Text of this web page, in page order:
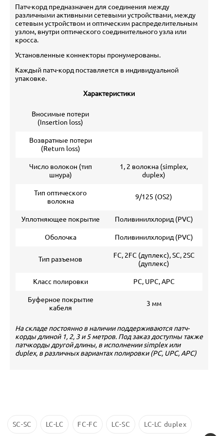
Патч-корд предназначен для соединения между
различными активными сетевыми устройствами, между
сетевым устройством и оптическим распределительным
узлом, внутри оптического соединительного узла или
кросса.
Установленные коннекторы пронумерованы.
Каждый патч-корд поставляется в индивидуальной
упаковке.
Характеристики
Вносимые потери
(Insertion loss)
Возвратные потери
(Return loss)
Число волокон (тип
шнура)
1, 2 волокна (simplex,
duplex)
Тип оптического
волокна
9/125 (ОS2)
Уплотняющее покрытие Поливинилхлорид (PVC)
Оболочка Поливинилхлорид (PVC)
Тип разъемов
FC, 2FC (дуплекс), SC, 2SC
(дуплекс)
Класс полировки PC, UPC, APC
Буферное покрытие
кабеля
3 мм
На складе постоянно в наличии поддерживаются патч-
корды длиной 1, 2, 3 и 5 метров. Под заказ доступны также
патчкорды другой длины, в исполнении simplex или
duplex, в различных вариантах полировки (PC, UPC, APC)
SC-SC LC-LC FC-FC LC-SC LC-LC duplex